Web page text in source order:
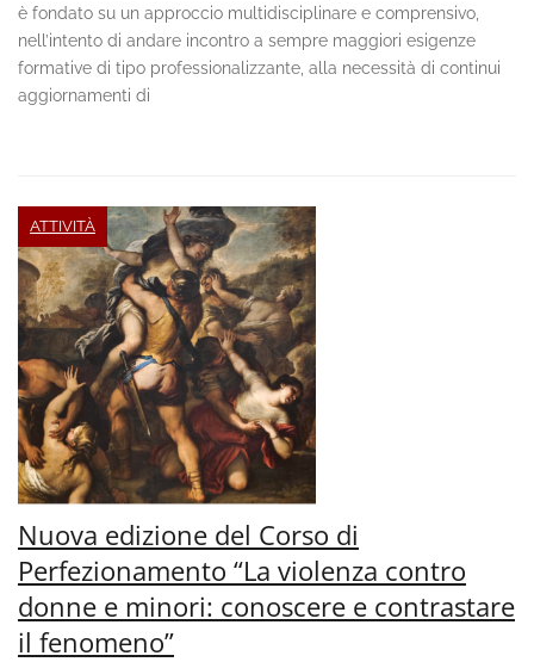
è fondato su un approccio multidisciplinare e comprensivo,
nell’intento di andare incontro a sempre maggiori esigenze
formative di tipo professionalizzante, alla necessità di continui
aggiornamenti di
ATTIVITÀ
Nuova edizione del Corso di
Perfezionamento “La violenza contro
donne e minori: conoscere e contrastare
il fenomeno”